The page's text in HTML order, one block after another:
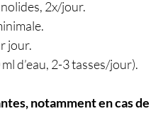
2x/jour.
jour.
d’eau, 2-3 tasses/jour).
notamment en cas de